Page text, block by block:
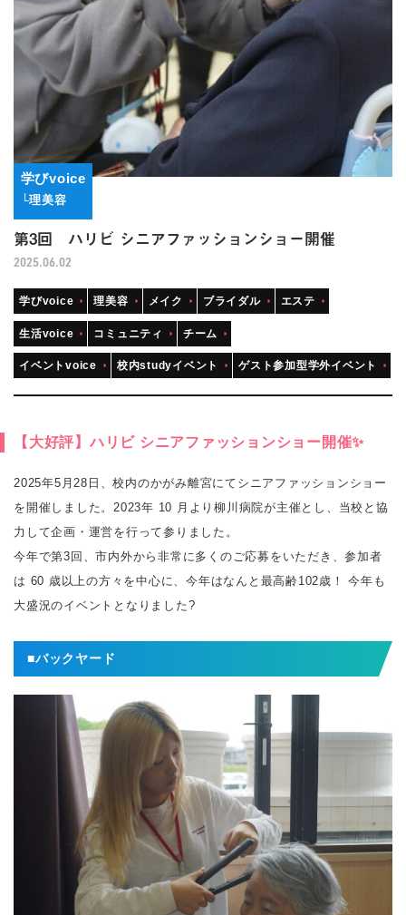
学びvoice
└理美容
第3回 ハリビ シニアファッションショー開催
2025.06.02
学びvoice 理美容 メイク ブライダル エステ
生活voice コミュニティ チーム
イベントvoice 校内studyイベント ゲスト参加型学外イベント
【大好評】ハリビ シニアファッションショー開催✨
2025年5月28日、校内のかがみ離宮にてシニアファッションショー
を開催しました。2023年 10 ⽉より柳川病院が主催とし、当校と協
⼒して企画・運営を⾏って参りました。
今年で第3回、市内外から⾮常に多くのご応募をいただき、参加者
は 60 歳以上の⽅々を中⼼に、今年はなんと最⾼齢102歳！ 今年も
⼤盛況のイベントとなりました?
■バックヤード